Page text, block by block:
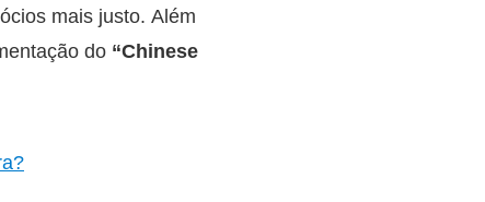
mais justo. Além
do “Chinese